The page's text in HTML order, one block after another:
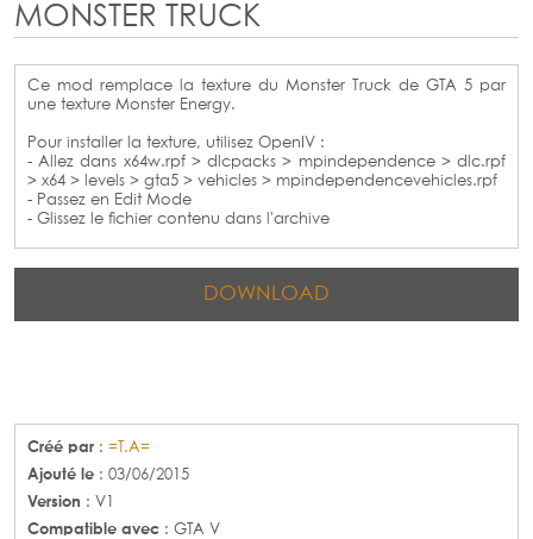
MONSTER TRUCK
Ce mod remplace la texture du Monster Truck de GTA 5 par
une texture Monster Energy.
Pour installer la texture, utilisez OpenIV :
- Allez dans x64w.rpf > dlcpacks > mpindependence > dlc.rpf
> x64 > levels > gta5 > vehicles > mpindependencevehicles.rpf
- Passez en Edit Mode
- Glissez le fichier contenu dans l'archive
DOWNLOAD
Créé par : =T.A=
Ajouté le : 03/06/2015
Version : V1
Compatible avec : GTA V